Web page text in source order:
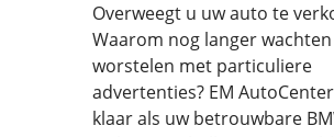
Overweegt u uw auto te
Waarom nog langer
worstelen met particuliere
advertenties? EM
klaar als uw betrouwbare